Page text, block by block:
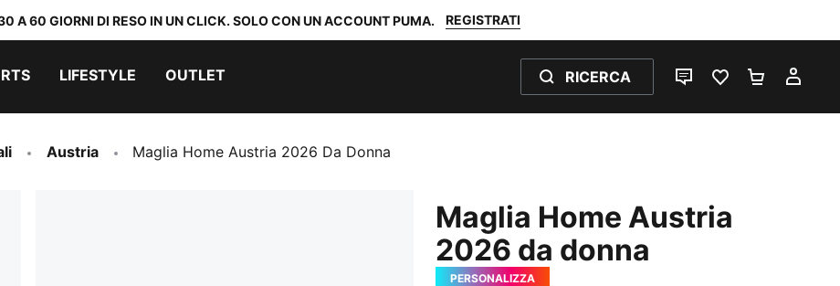
A 60 GIORNI DI RESO IN UN CLICK. SOLO CON UN ACCOUNT PUMA. REGISTRATI
LIFESTYLE OUTLET RICERCA
CHAT PREFERITI 0
Austria Maglia Home Austria 2026 Da Donna
Maglia Home Austria
2026 da donna
PERSONALIZZA